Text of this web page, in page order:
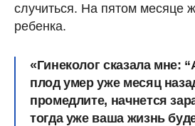
случиться. На пятом месяце
ребенка.
«Гинеколог сказала мне:
плод умер уже месяц
промедлите, начнется
тогда уже ваша жизнь